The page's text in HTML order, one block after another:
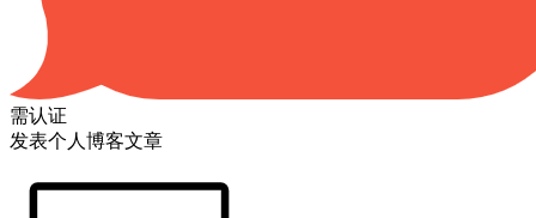
需认证
发表个人博客文章